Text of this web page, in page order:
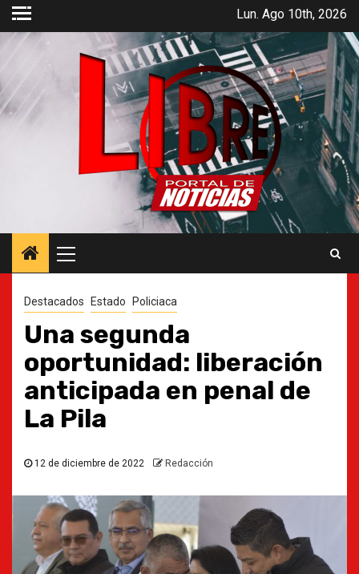
Saltar
contenido
Lun. Ago 10th, 2026
principal
Destacados Estado Policiaca
Una segunda
oportunidad: liberación
anticipada en penal de
La Pila
12 de diciembre de 2022 Redacción